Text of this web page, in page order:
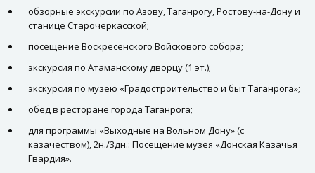
обзорные экскурсии по Азову, Таганрогу, Ростову-на-Дону и
станице Старочеркасской;
посещение Воскресенского Войскового собора;
экскурсия по Атаманскому дворцу (1 эт.);
экскурсия по музею «Градостроительство и быт Таганрога»;
обед в ресторане города Таганрога;
для программы «Выходные на Вольном Дону» (с
казачеством), 2н./3дн.: Посещение музея «Донская Казачья
Гвардия».